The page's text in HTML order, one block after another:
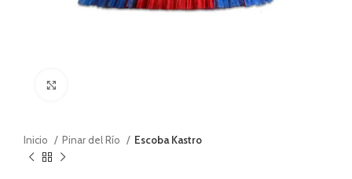
Inicio Pinar del Río Escoba Kastro